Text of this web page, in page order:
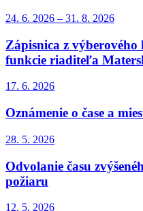
24. 6. 2026 – 31. 8. 2026
Zápisnica z výberového
funkcie riaditeľa
17. 6. 2026
Oznámenie o čase a
28. 5. 2026
Odvolanie času
požiaru
12. 5. 2026